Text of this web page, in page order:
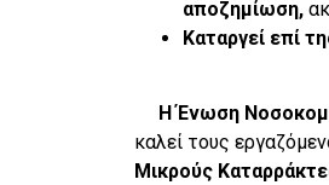
αποζημίωση,
Καταργεί επί
Η Ένωση
καλεί τους
Μικρούς